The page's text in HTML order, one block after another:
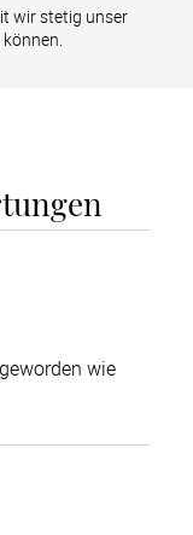
wir stetig unser
wie